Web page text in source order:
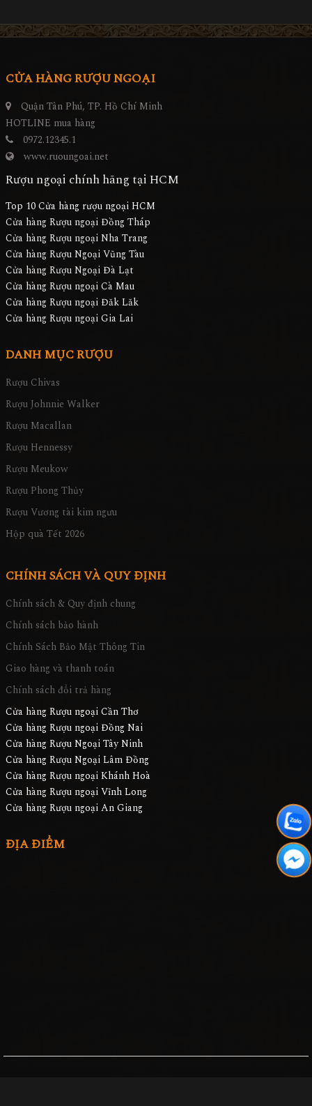
CỬA HÀNG RƯỢU NGOẠI
Quận Tân Phú, TP. Hồ Chí Minh
HOTLINE mua hàng
0972.12345.1
www.ruoungoai.net
Rượu ngoại chính hãng tại HCM
Top 10 Cửa hàng rượu ngoại HCM
Cửa hàng Rượu ngoại Đồng Tháp
Cửa hàng Rượu ngoại Nha Trang
Cửa hàng Rượu Ngoại Vũng Tàu
Cửa hàng Rượu Ngoại Đà Lạt
Cửa hàng Rượu ngoại Cà Mau
Cửa hàng Rượu ngoại Đăk Lăk
Cửa hàng Rượu ngoại Gia Lai
DANH MỤC RƯỢU
Rượu Chivas
Rượu Johnnie Walker
Rượu Macallan
Rượu Hennessy
Rượu Meukow
Rượu Phong Thủy
Rượu Vương tài kim ngưu
Hộp quà Tết 2026
CHÍNH SÁCH VÀ QUY ĐỊNH
Chính sách & Quy định chung
Chính sách bảo hành
Chính Sách Bảo Mật Thông Tin
Giao hàng và thanh toán
Chính sách đổi trả hàng
Cửa hàng Rượu ngoại Cần Thơ
Cửa hàng Rượu ngoại Đồng Nai
Cửa hàng Rượu Ngoại Tây Ninh
Cửa hàng Rượu Ngoại Lâm Đồng
Cửa hàng Rượu ngoại Khánh Hoà
Cửa hàng Rượu ngoại Vĩnh Long
Cửa hàng Rượu ngoại An Giang
ĐỊA ĐIỂM